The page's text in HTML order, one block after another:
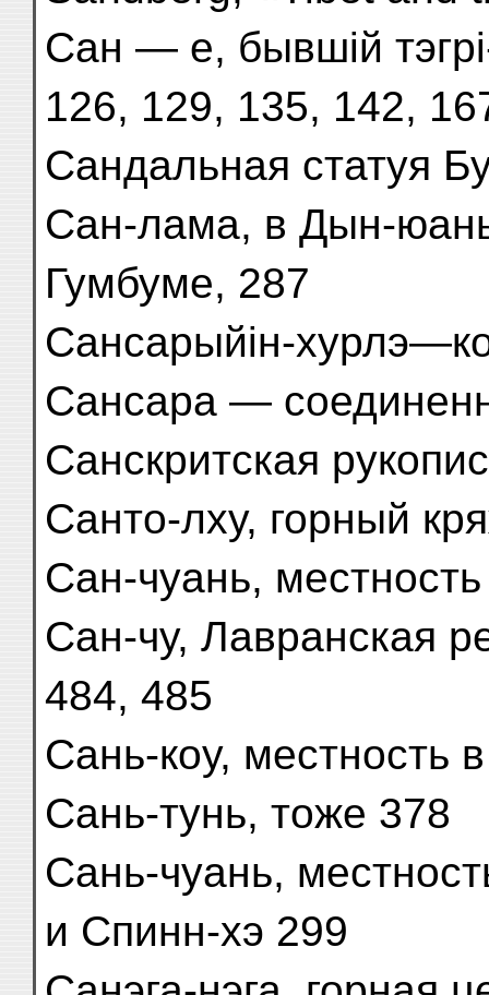
Сан — е, бывшій
126, 129, 135, 142,
Сандальная статуя
Сан-лама, в Дын-
Гумбуме, 287
Сансарыйін-
Сансара —
Санскритская
Санто-лху, горный
Сан-чуань,
Сан-чу, Лавранская
484, 485
Сань-коу, местность
Сань-тунь, тоже 378
Сань-чуань,
и Спинн-хэ 299